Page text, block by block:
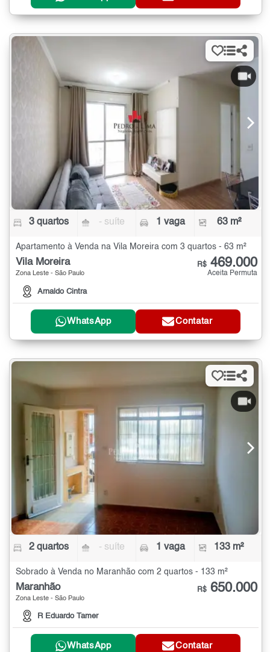
3 quartos - suíte 1 vaga 63 m²
Apartamento à Venda na Vila Moreira com 3 quartos - 63 m²
Vila Moreira
Zona Leste - São Paulo
Arnaldo Cintra
R$ 469.000
Aceita Permuta
WhatsApp Contatar
2 quartos - suíte 1 vaga 133 m²
Sobrado à Venda no Maranhão com 2 quartos - 133 m²
Maranhão
Zona Leste - São Paulo
R Eduardo Tamer
R$ 650.000
WhatsApp Contatar